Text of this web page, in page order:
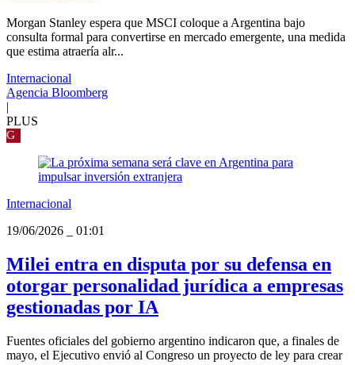
Morgan Stanley espera que MSCI coloque a Argentina bajo
consulta formal para convertirse en mercado emergente, una medida
que estima atraería alr...
Internacional
Agencia Bloomberg
|
PLUS
G
Internacional
19/06/2026
01:01
Milei entra en disputa por su defensa en
otorgar personalidad jurídica a empresas
gestionadas por IA
Fuentes oficiales del gobierno argentino indicaron que, a finales de
mayo, el Ejecutivo envió al Congreso un proyecto de ley para crear